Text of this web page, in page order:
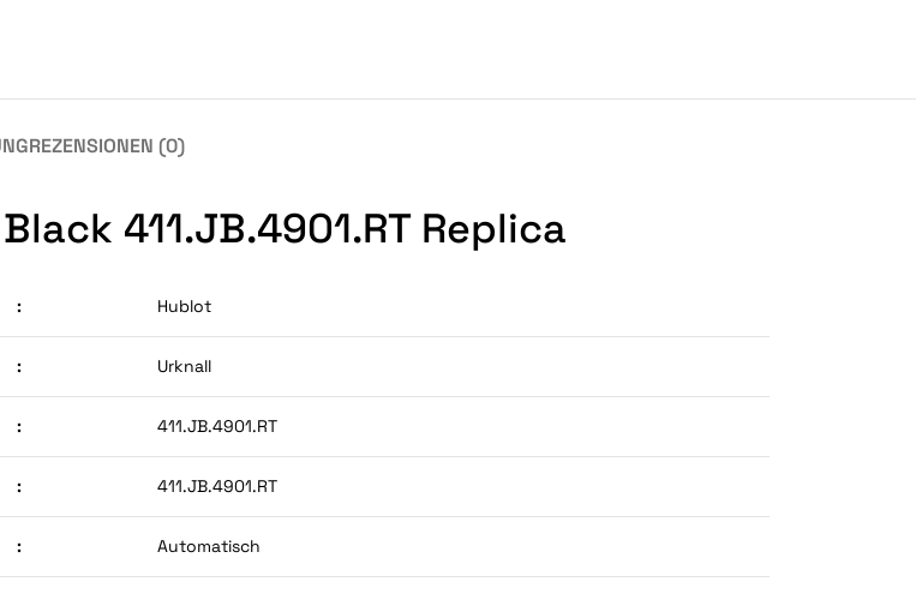
REZENSIONEN (0)
411.JB.4901.RT Replica
: Hublot
: Urknall
: 411.JB.4901.RT
: 411.JB.4901.RT
: Automatisch